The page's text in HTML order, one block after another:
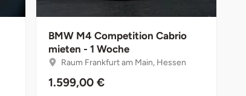
BMW M4 Competition Cabrio
mieten - 1 Woche
Raum Frankfurt am Main, Hessen
1.599,00 €